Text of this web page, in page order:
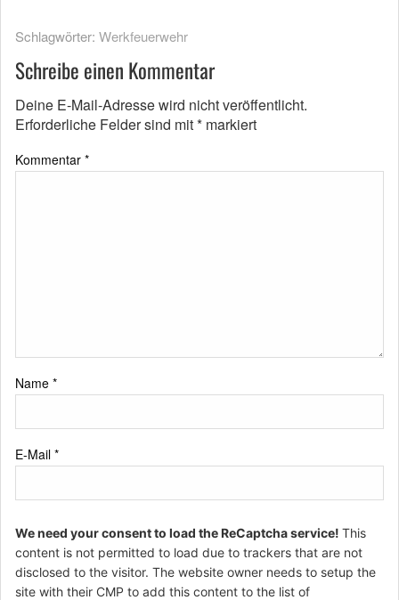
Schlagwörter: Werkfeuerwehr
Schreibe einen Kommentar
Deine E-Mail-Adresse wird nicht veröffentlicht.
Erforderliche Felder sind mit* markiert
Kommentar *
Name *
E-Mail *
We need your consent to load the ReCaptcha service! This
content is not permitted to load due to trackers that are not
disclosed to the visitor. The website owner needs to setup the
site with their CMP to add this content to the list of